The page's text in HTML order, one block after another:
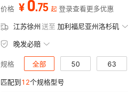
价格 ¥ 0.75 起 登录查看更多优惠
江苏徐州送至 加利福尼亚州洛杉矶
晚发必赔
规格 全部 50 63
160
匹配到12个规格型号